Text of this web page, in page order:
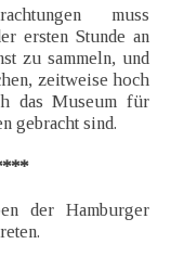
muss
ersten Stunde an
zu sammeln, und
zeitweise hoch
das Museum für
gebracht sind.
der Hamburger